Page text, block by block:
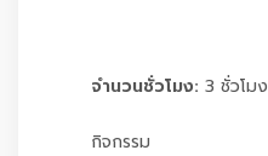
จำนวนชั่วโมง: 3 ชั่วโมง
กิจกรรม